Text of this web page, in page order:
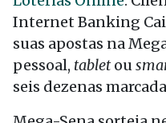
Internet Banking
suas apostas na
pessoal, tabletou
seis dezenas